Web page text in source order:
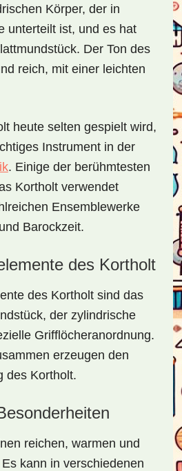
Körper, der in
unterteilt ist, und es hat
Der Ton des
reich, mit einer leichten
heute selten gespielt wird,
Instrument in der
. Einige der berühmtesten
Kortholt verwendet
Ensemblewerke
Barockzeit.
des Kortholt
des Kortholt sind das
der zylindrische
Grifflöcheranordnung.
erzeugen den
des Kortholt.
reichen, warmen und
kann in verschiedenen